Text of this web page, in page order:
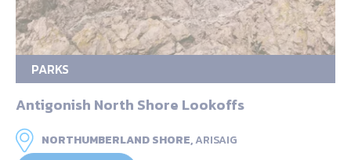
PARKS
Antigonish North Shore Lookoffs
NORTHUMBERLAND SHORE,ARISAIG